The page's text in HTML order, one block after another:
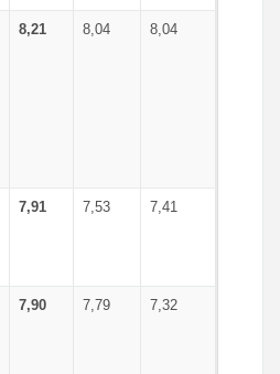
8,21 8,04 8,04
7,91 7,53 7,41
7,90 7,79 7,32